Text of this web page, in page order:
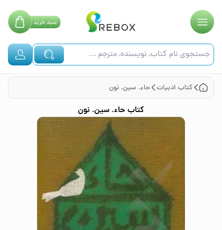
سبدخرید
کتاب ادبیات حاء. سین. نون
کتاب حاء. سین. نون